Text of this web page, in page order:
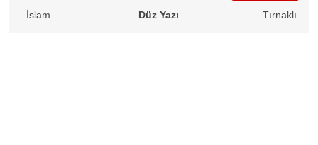
İslam
Düz Yazı Tırnaklı